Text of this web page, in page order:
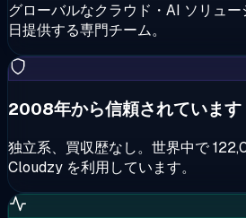
グローバルなクラウド・AI ソリュ
日提供する専門チーム。
2008年から信頼されています
独立系、買収歴なし。世界中で
Cloudzy を利用しています。